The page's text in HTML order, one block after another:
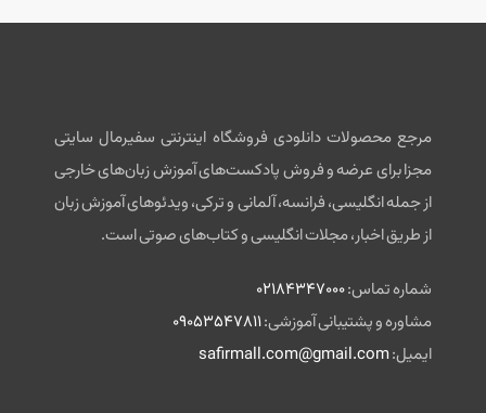
مرجع محصولات دانلودی فروشگاه اینترنتی سفیرمال سایتی
مجزا برای عرضه و فروش پادکست‌های آموزش زبان‌های خارجی
از جمله انگلیسی، فرانسه، آلمانی و ترکی، ویدئوهای آموزش زبان
از طریق اخبار، مجلات انگلیسی و کتاب‌های صوتی است.
شماره تماس:02184347000
مشاوره و پشتیبانی آموزشی:09053547811
ایمیل:safirmall.com@gmail.com